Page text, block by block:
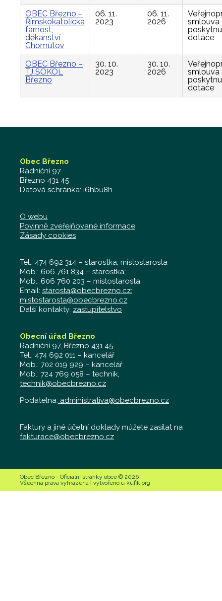
OBEC Březno –
Římskokatolická
farnost,
děkanství
Chomutov
06. 11.
2023
06. 11.
2026
smlouva
dotace
OBEC Březno –
TJ SOKOL
Březno
30. 10.
2023
30. 10.
2026
smlouva
dotace
Obec Březno
Radniční 97
Březno 431 45
Datová schránka: i6hbu8h
O webu
Povinně zveřejňované informace
Zásady cookies
Tel.: 474 692 314 – starostka, místostarosta
Mob.: 606 761 834 – starostka;
Mob.: 606 760 203 – místostarosta
Email: starosta@obecbrezno.cz;
mistostarosta@obecbrezno.cz
Další kontakty: zastupitelstvo
Obecní úřad Březno
Radniční 97, Březno 431 45
Tel.: 474 692 011 – kancelář
Mob.: 702 019 929 – kancelář
Mob.: 724 769 058 – technik,
technik@obecbrezno.cz
Podatelna: administrativa@obecbrezno.cz
Faktury a jiné účetní doklady můžete zasílat na
fakturace@obecbrezno.cz
Obec Březno - Oficiální stránky obce © 2026 |
Všechna práva vyhrazena | vytvořeno u kufik.org